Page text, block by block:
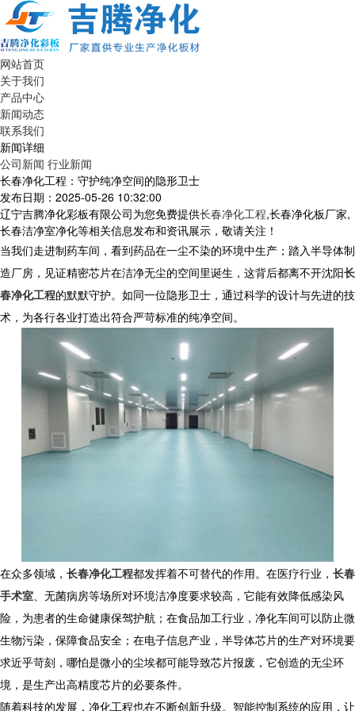
网站首页
关于我们
产品中心
新闻动态
联系我们
新闻详细
公司新闻 行业新闻
长春净化工程：守护纯净空间的隐形卫士
发布日期：2025-05-26 10:32:00
辽宁吉腾净化彩板有限公司为您免费提供长春净化工程,长春净化板厂家,
长春洁净室净化等相关信息发布和资讯展示，敬请关注！
当我们走进制药车间，看到药品在一尘不染的环境中生产；踏入半导体制
造厂房，见证精密芯片在洁净无尘的空间里诞生，这背后都离不开沈阳长
春净化工程的默默守护。如同一位隐形卫士，通过科学的设计与先进的技
术，为各行各业打造出符合严苛标准的纯净空间。​
在众多领域， 长春净化工程都发挥着不可替代的作用。在医疗行业， 长春
手术室 、无菌病房等场所对环境洁净度要求较高，它能有效降低感染风
险，为患者的生命健康保驾护航；在食品加工行业，净化车间可以防止微
生物污染，保障食品安全；在电子信息产业，半导体芯片的生产对环境要
求近乎苛刻，哪怕是微小的尘埃都可能导致芯片报废，它创造的无尘环
境，是生产出高精度芯片的必要条件。​
随着科技的发展，净化工程也在不断创新升级。智能控制系统的应用，让